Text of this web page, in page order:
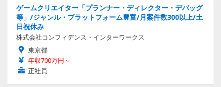
ゲームクリエイター「プランナー・ディレクター・デバッグ
等」/ジャンル・プラットフォーム豊富/月案件数300以上/土
日祝休み
株式会社コンフィデンス・インターワークス
東京都
年収700万円～
正社員